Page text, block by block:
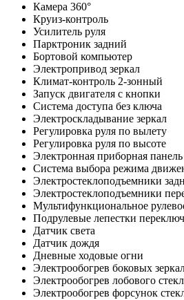
Камера 360°
Круиз-контроль
Усилитель руля
Парктроник задний
Бортовой компьютер
Электропривод зеркал
Климат-контроль 2-зонный
Запуск двигателя с кнопки
Система доступа без ключа
Электроскладывание зеркал
Регулировка руля по вылету
Регулировка руля по высоте
Электронная приборная панель
Система выбора режима
Электростеклоподъемники
Электростеклоподъемники
Мультифункциональное
Подрулевые лепестки
Датчик света
Датчик дождя
Дневные ходовые огни
Электрообогрев боковых
Электрообогрев лобового
Электрообогрев форсунок